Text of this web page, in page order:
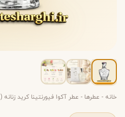
خانه - عطرها - عطر آکوا فیورنتینا کرید زنانه (Acqua Fiorentina Creed)